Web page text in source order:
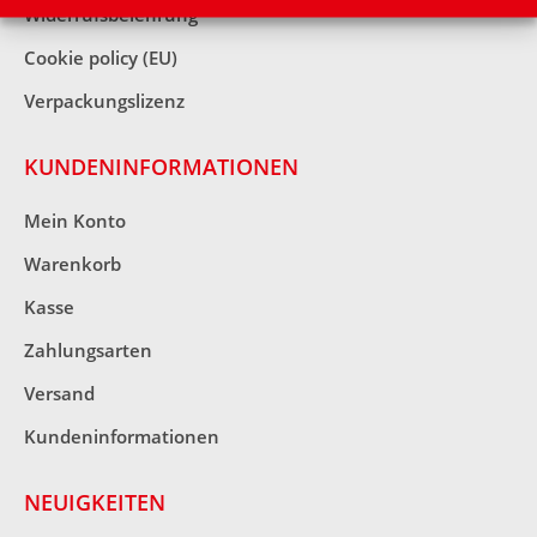
Widerrufsbelehrung
Cookie policy (EU)
Verpackungslizenz
KUNDENINFORMATIONEN
Mein Konto
Warenkorb
Kasse
Zahlungsarten
Versand
Kundeninformationen
NEUIGKEITEN